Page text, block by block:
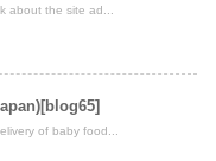
about the site ad...
of baby food...